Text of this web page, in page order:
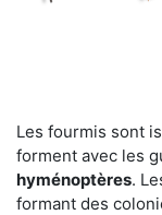
Les fourmis sont
forment avec les
hyménoptères.
formant des